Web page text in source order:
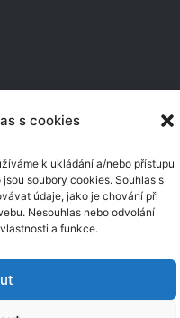
s cookies
k ukládání a/nebo přístupu
soubory cookies. Souhlas s
údaje, jako je chování při
Nesouhlas nebo odvolání
a funkce.